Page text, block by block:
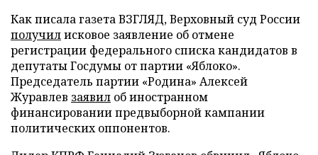
Как писала газета ВЗГЛЯД, Верховный суд России
получилисковое заявление об отмене
регистрации федерального списка кандидатов в
депутаты Госдумы от партии «Яблоко».
Председатель партии «Родина» Алексей
Журавлев заявил об иностранном
финансировании предвыборной кампании
политических оппонентов.